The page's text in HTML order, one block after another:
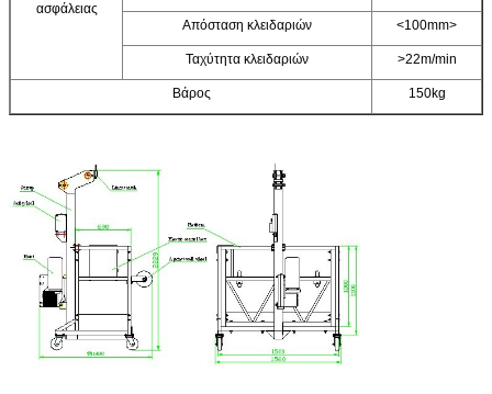
ασφάλειας
Απόσταση κλειδαριών <100mm>
Ταχύτητα κλειδαριών >22m/min
Βάρος 150kg